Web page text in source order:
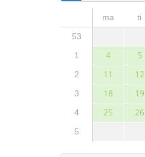
ma ti
53
1 4 5
2 11 12
3 18 19
4 25 26
5